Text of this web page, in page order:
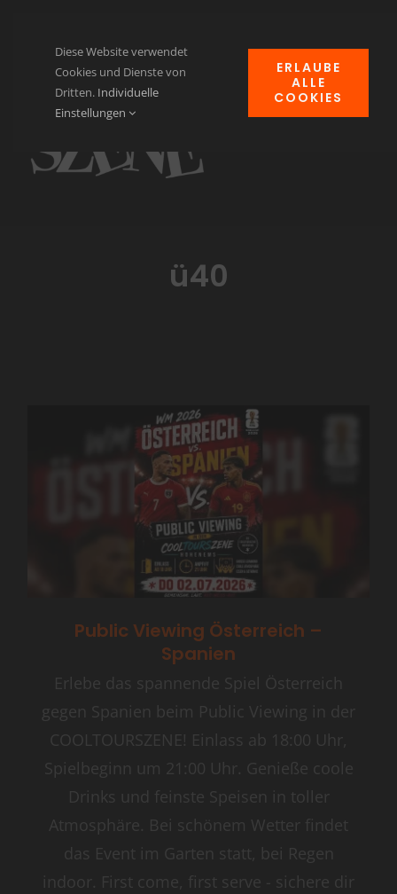
springen
Home
ü40
Public Viewing Österreich –
Spanien
Erlebe das spannende Spiel Österreich
gegen Spanien beim Public Viewing in der
COOLTOURSZENE! Einlass ab 18:00 Uhr,
Spielbeginn um 21:00 Uhr. Genieße coole
Drinks und feinste Speisen in toller
Atmosphäre. Bei schönem Wetter findet
das Event im Garten statt, bei Regen
indoor. First come, first serve - sichere dir
Diese Website verwendet
Cookies und Dienste von
Dritten. Individuelle
Einstellungen
ERLAUBE
ALLE
COOKIES